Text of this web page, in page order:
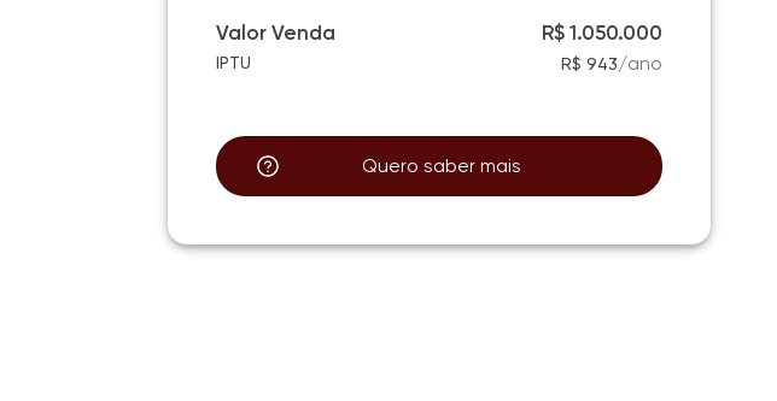
Valor Venda R$ 1.050.000
IPTU R$ 943/ano
Quero saber mais